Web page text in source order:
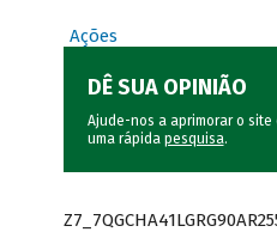
Ações
DÊ SUA OPINIÃO
Ajude-nos a aprimorar o site
uma rápida pesquisa.